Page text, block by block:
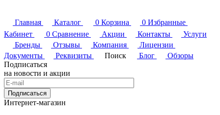
Главная Каталог 0 Корзина 0 Избранные
Кабинет
0 Сравнение Акции Контакты
Услуги
Бренды
Отзывы Компания
Лицензии
Документы
Реквизиты Поиск Блог
Обзоры
Подписаться
на новости и акции
Подписаться
Интернет-магазин